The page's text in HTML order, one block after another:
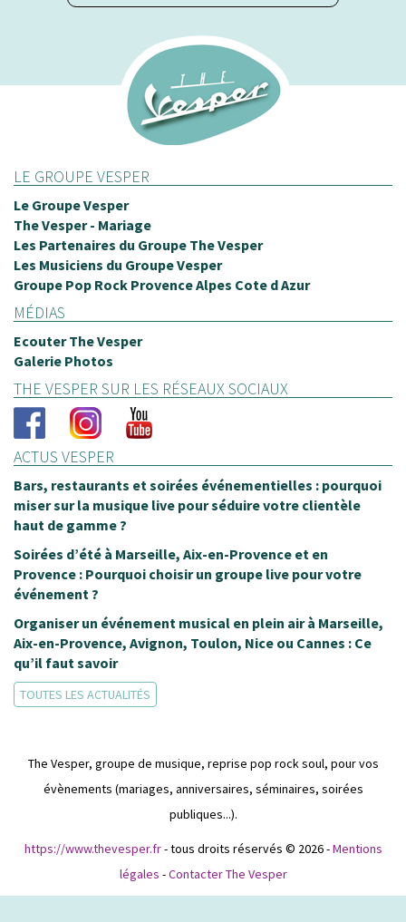
LE GROUPE VESPER
Le Groupe Vesper
The Vesper - Mariage
Les Partenaires du Groupe The Vesper
Les Musiciens du Groupe Vesper
Groupe Pop Rock Provence Alpes Cote d Azur
MÉDIAS
Ecouter The Vesper
Galerie Photos
THE VESPER SUR LES RÉSEAUX SOCIAUX
ACTUS VESPER
Bars, restaurants et soirées événementielles : pourquoi
miser sur la musique live pour séduire votre clientèle
haut de gamme ?
Soirées d’été à Marseille, Aix-en-Provence et en
Provence : Pourquoi choisir un groupe live pour votre
événement ?
Organiser un événement musical en plein air à Marseille,
Aix-en-Provence, Avignon, Toulon, Nice ou Cannes : Ce
qu’il faut savoir
TOUTES LES ACTUALITÉS
The Vesper, groupe de musique, reprise pop rock soul, pour vos
évènements (mariages, anniversaires, séminaires, soirées
publiques...).
https://www.thevesper.fr- tous droits réservés © 2026 -Mentions
légales -Contacter The Vesper